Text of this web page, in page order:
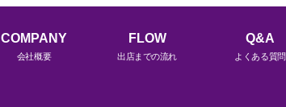
COMPANY
会社概要
FLOW
出店までの流れ
Q&A
よくある質問